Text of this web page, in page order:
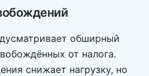
обширный
от налога.
снижает нагрузку, но